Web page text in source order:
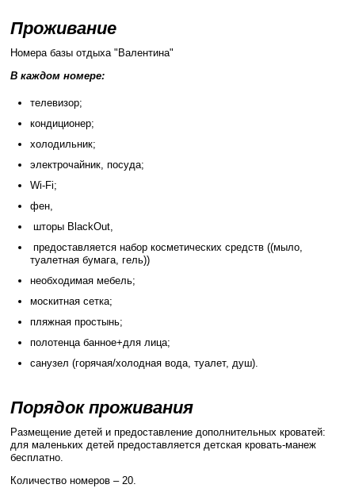
Проживание
Номера базы отдыха "Валентина"
В каждом номере:
телевизор;
кондиционер;
холодильник;
электрочайник, посуда;
Wi-Fi;
фен,
шторы BlackOut,
предоставляется набор косметических средств ((мыло,
туалетная бумага, гель))
необходимая мебель;
москитная сетка;
пляжная простынь;
полотенца банное+для лица;
санузел (горячая/холодная вода, туалет, душ).
Порядок проживания
Размещение детей и предоставление дополнительных кроватей:
для маленьких детей предоставляется детская кровать-манеж
бесплатно.
Количество номеров – 20.